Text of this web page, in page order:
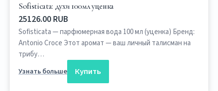
Sofisticata: духи 100мл уценка
25126.00 RUB
Sofisticata — парфюмерная вода 100 мл (уценка) Бренд:
Antonio Croce Этот аромат — ваш личный талисман на
трибу…
Узнать больше
Купить